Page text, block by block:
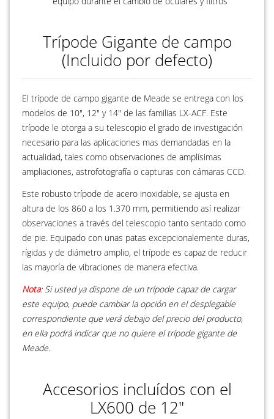
Trípode Gigante de campo
(Incluido por defecto)
El trípode de campo gigante de Meade se entrega con los
modelos de 10", 12" y 14" de las familias LX-ACF. Este
trípode le otorga a su telescopio el grado de investigación
necesario para las aplicaciones mas demandadas en la
actualidad, tales como observaciones de amplísimas
ampliaciones, astrofotografía o capturas con cámaras CCD.
Este robusto trípode de acero inoxidable, se ajusta en
altura de los 860 a los 1.370 mm, permitiendo así realizar
observaciones a través del telescopio tanto sentado como
de pie. Equipado con unas patas excepcionalemente duras,
rígidas y de diámetro amplio, el trípode es capaz de reducir
las mayoría de vibraciones de manera efectiva.
Nota: Si usted ya dispone de un trípode capaz de cargar
este equipo, puede cambiar la opción en el desplegable
correspondiente que verá debajo del precio del producto,
en ella podrá indicar que no quiere el trípode gigante de
Meade.
Accesorios incluídos con el
LX600 de 12"